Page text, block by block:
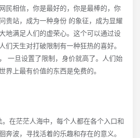
民相信，你是最好的，你是最棒的，你
贵站，成为一种身份 的象征，成为显耀
地满足人们的虚荣心。这个可以通过设
们天生对打破限制有一种狂热的喜好。
一旦设置了限制，身价就高了。人们始
界上最有价值的东西是免费的。
在茫茫人海中，每个人都在各个入口和
奔波，寻找活着的乐趣和存在的意义。